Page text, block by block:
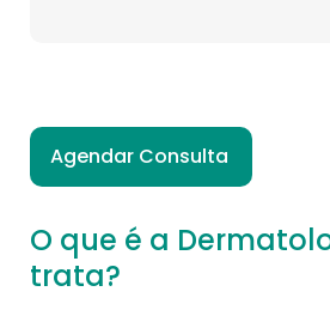
Agendar Consulta
O que é a
trata?